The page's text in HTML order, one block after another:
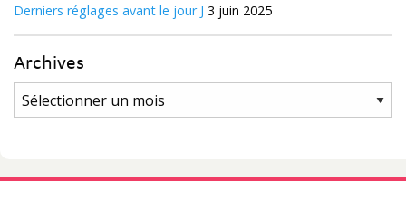
Derniers réglages avant le jour J 3 juin 2025
Archives
Archives